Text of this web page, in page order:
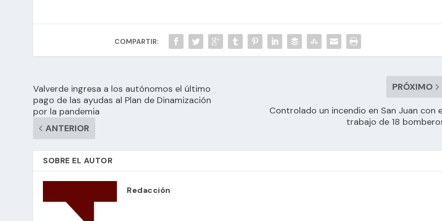
COMPARTIR:
Valverde ingresa a los autónomos el último
pago de las ayudas al Plan de Dinamización
por la pandemia
ANTERIOR
PRÓXIMO
Controlado un incendio en San Juan con
trabajo de 18
SOBRE EL AUTOR
Redacción